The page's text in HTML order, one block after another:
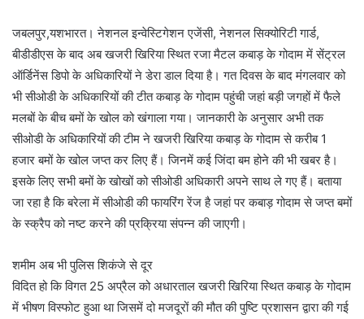
जबलपुर,यशभारत। नेशनल इन्वेस्टिगेशन एजेंसी, नेशनल सिक्योरिटी गार्ड,
बीडीडीएस के बाद अब खजरी खिरिया स्थित रजा मैटल कबाड़ के गोदाम में सेंट्रल
ऑर्डिनेंस डिपो के अधिकारियों ने डेरा डाल दिया है। गत दिवस के बाद मंगलवार को
भी सीओडी के अधिकारियों की टीत कबाड़ के गोदाम पहुंची जहां बड़ी जगहों में फैले
मलबों के बीच बमों के खोल को खंगाला गया। जानकारी के अनुसार अभी तक
सीओडी के अधिकारियों की टीम ने खजरी खिरिया कबाड़ के गोदाम से करीब 1
हजार बमों के खोल जप्त कर लिए हैं। जिनमें कई जिंदा बम होने की भी खबर है।
इसके लिए सभी बमों के खोखों को सीओडी अधिकारी अपने साथ ले गए हैं। बताया
जा रहा है कि बरेला में सीओडी की फायरिंग रेंज है जहां पर कबाड़ गोदाम से जप्त बमों
के स्क्रैप को नष्ट करने की प्रक्रिया संपन्न की जाएगी।
शमीम अब भी पुलिस शिकंजे से दूर
विदित हो कि विगत 25 अप्रैल को अधारताल खजरी खिरिया स्थित कबाड़ के गोदाम
में भीषण विस्फोट हुआ था जिसमें दो मजदूरों की मौत की पुष्टि प्रशासन द्वारा की गई